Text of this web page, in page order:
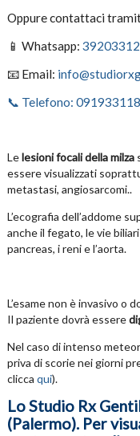
Oppure contattaci
📱 Whatsapp:
📧 Email:
📞 Telefono:
Lelesioni focali della milza
essere visualizzati
metastasi, angiosarcomi..
L’ecografia dell’addome
anche il fegato, le vie
pancreas, i reni e l’aorta.
L’esame non è invasivo o
Il paziente dovrà essere
Nel caso di intenso
priva di scorie nei giorni
clicca qui).
Lo Studio Rx
(Palermo). Per